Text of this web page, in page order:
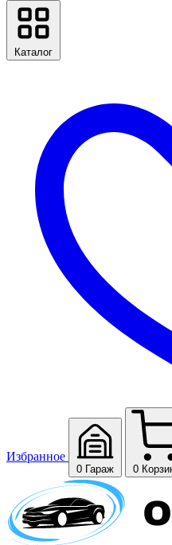
Каталог
Избранное
0 Гараж 0